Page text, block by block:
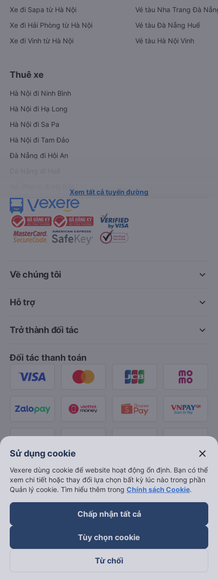
Xe đi Sapa từ Hà Nội
Xe đi Hải Phòng từ Hà Nội
Xe đi Vinh từ Hà Nội
Vé tàu Nha Trang Đà
Vé tàu Đà Nẵng Huế
Vé tàu Hà Nội Vinh
Thuê xe
Hà Nội đi Ninh Bình
Hà Nội đi Hạ Long
Hà Nội đi Sa Pa
Hà Nội đi Tam Đảo
Đà Nẵng đi Hội An
Xem tất cả tuyến đường
keyboard_arrow_down
Về chúng tôi
keyboard_arrow_down
Hỗ trợ
keyboard_arrow_down
Trở thành đối tác
Đối tác thanh toán
Sử dụng cookie close
Vexere dùng cookie để website hoạt động ổn định. Bạn có thể
xem chi tiết hoặc thay đổi lựa chọn bất kỳ lúc nào trong phần
Quản lý cookie. Tìm hiểu thêm trong Chính sách Cookie.
Chấp nhận tất cả
Tùy chọn cookie
Từ chối